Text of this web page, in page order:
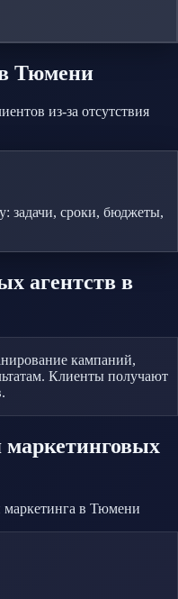
Тюмени
из-за отсутствия
задачи, сроки, бюджеты,
агентств в
кампаний,
Клиенты получают
маркетинговых
маркетинга в Тюмени